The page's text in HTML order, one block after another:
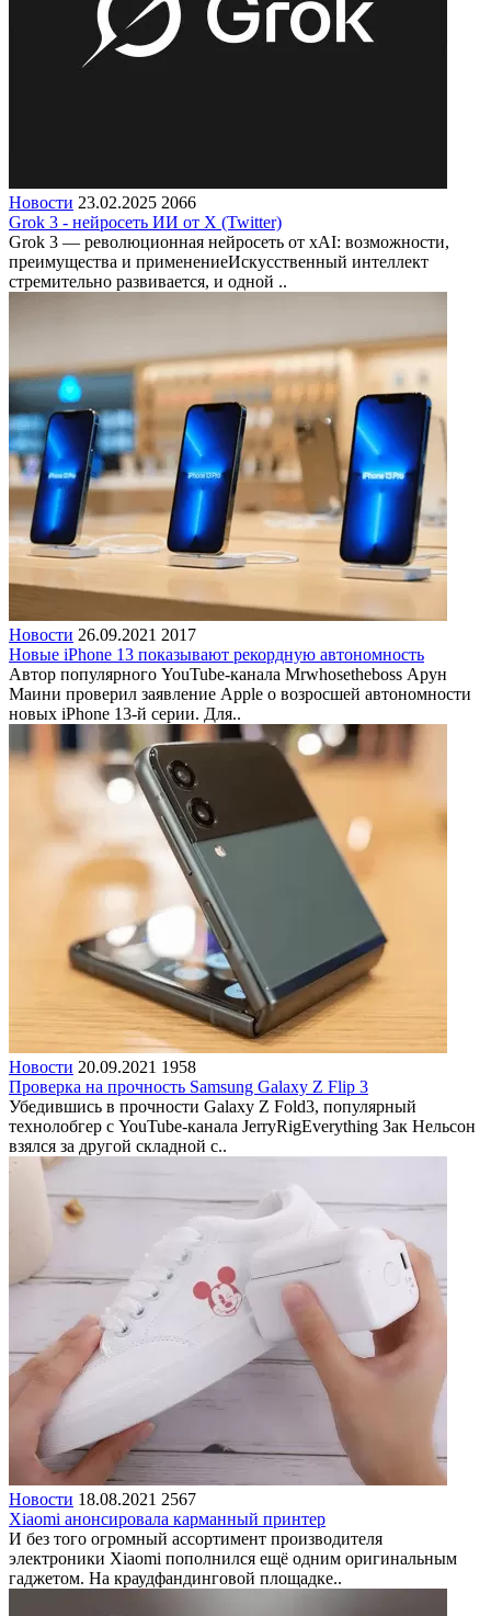
Новости 23.02.2025 2066
Grok 3 - нейросеть ИИ от X (Twitter)
Grok 3 — революционная нейросеть от xAI: возможности,
преимущества и применениеИскусственный интеллект
стремительно развивается, и одной ..
Новости 26.09.2021 2017
Новые iPhone 13 показывают рекордную автономность
Автор популярного YouTube-канала Mrwhosetheboss Арун
Маини проверил заявление Apple о возросшей автономности
новых iPhone 13-й серии. Для..
Новости 20.09.2021 1958
Проверка на прочность Samsung Galaxy Z Flip 3
Убедившись в прочности Galaxy Z Fold3, популярный
технолобгер с YouTube-канала JerryRigEverything Зак Нельсон
взялся за другой складной с..
Новости 18.08.2021 2567
Xiaomi анонсировала карманный принтер
И без того огромный ассортимент производителя
электроники Xiaomi пополнился ещё одним оригинальным
гаджетом. На краудфандинговой площадке..